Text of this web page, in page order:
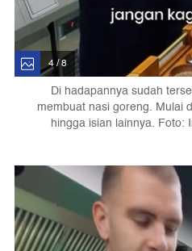
4 / 8
Di hadapannya sudah
membuat nasi goreng. Mulai
hingga isian lainnya. Foto: